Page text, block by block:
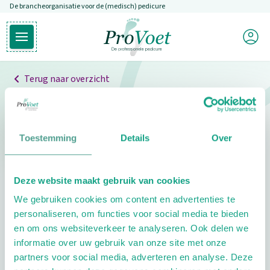
Toestemming Details Over
Deze website maakt gebruik van cookies
We gebruiken cookies om content en advertenties te
personaliseren, om functies voor social media te bieden
en om ons websiteverkeer te analyseren. Ook delen we
informatie over uw gebruik van onze site met onze
partners voor social media, adverteren en analyse. Deze
Overslaan en naar de inhoud gaan
De brancheorganisatie voor de (medisch) pedicure
Open hoofdmenu
Ga naar de homepagina
Mijn
Terug naar overzicht
Professionals
Pedicure niet gevonden
pedicure.